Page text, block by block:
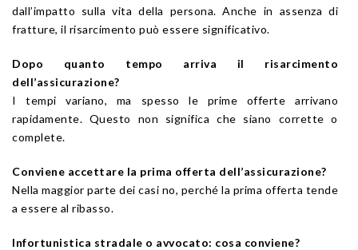
dall’impatto sulla vita della persona. Anche in assenza di
fratture, il risarcimento può essere significativo.
Dopo quanto tempo arriva il risarcimento
dell’assicurazione?
I tempi variano, ma spesso le prime offerte arrivano
rapidamente. Questo non significa che siano corrette o
complete.
Conviene accettare la prima offerta dell’assicurazione?
Nella maggior parte dei casi no, perché la prima offerta tende
a essere al ribasso.
Infortunistica stradale o avvocato: cosa conviene?